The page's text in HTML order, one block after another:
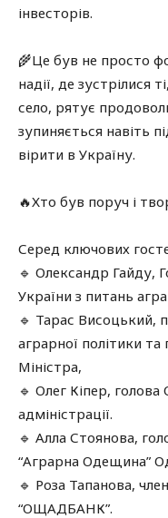
інвесторів.
🌾Це був не просто
надії, де зустрілися
село, рятує
зупиняється навіть
вірити в Україну.
🔥Хто був поруч і
Серед ключових
🔹 Олександр Гайду,
України з питань
🔹 Тарас Висоцький,
аграрної політики
Міністра,
🔹 Олег Кіпер, голова
адміністрації.
🔹 Алла Стоянова,
“Аграрна Одещина”
🔹 Роза Тапанова,
“ОЩАДБАНК”.